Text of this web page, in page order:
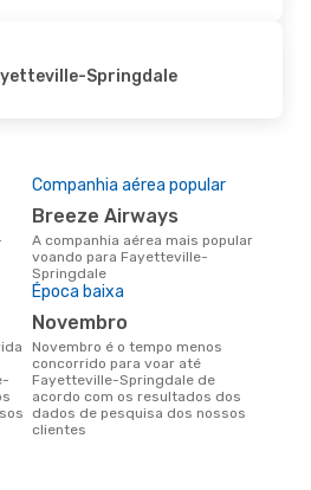
Springdale
Companhia aérea popular
Breeze Airways
A companhia aérea mais popular
voando para Fayetteville-
Springdale
Época baixa
novembro
novembro é o tempo menos
concorrido para voar até
Fayetteville-Springdale de
acordo com os resultados dos
dados de pesquisa dos nossos
clientes